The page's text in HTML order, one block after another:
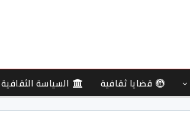
قضايا ثقافية السياسة الثقافية